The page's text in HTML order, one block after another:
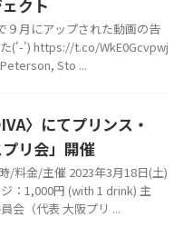
クト
９月にアップされた動画の告
('-') https://t.co/WkE0Gcvpwj
Sto ...
〉にてプリンス・
リ会」開催
/料金/主催 2023年3月18日(土)
：1,000円 (with 1 drink) 主
会（代表 大阪プリ ...